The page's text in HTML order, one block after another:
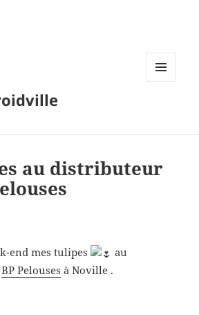
au distributeur
end mes tulipes
au
BP Pelouses à Noville .